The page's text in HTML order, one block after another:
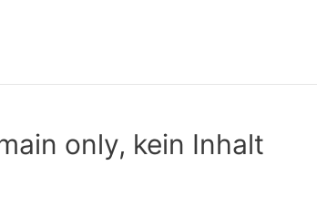
only, kein Inhalt